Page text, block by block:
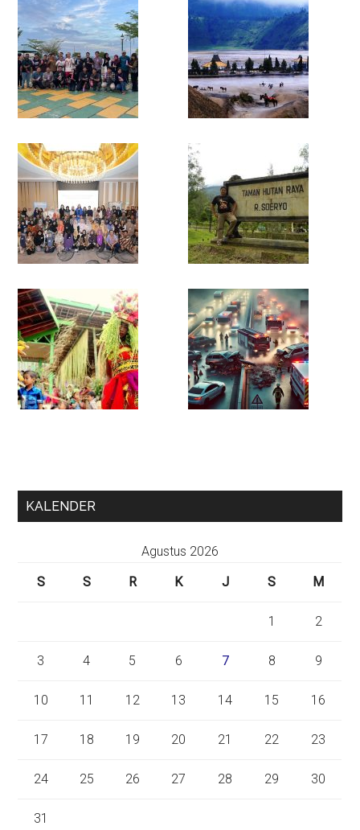
KALENDER
Agustus 2026
S
S R K J S M
1 2
3 4 5 6 7 8 9
10 11 12 13 14 15 16
17 18 19 20 21 22 23
24 25 26 27 28 29 30
31